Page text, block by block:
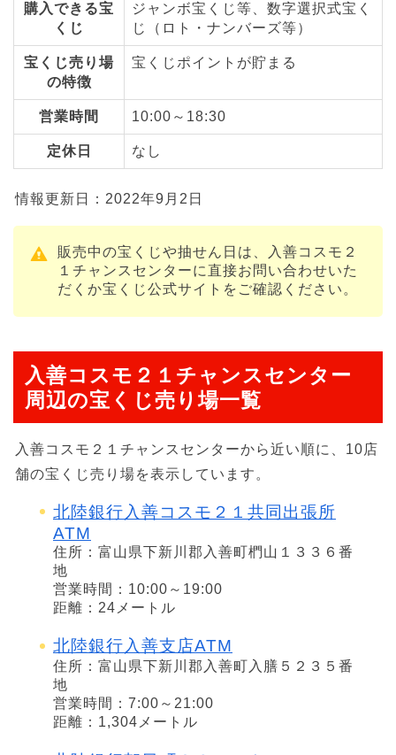
購入できる宝
くじ
ジャンボ宝くじ等、数字選択式宝く
じ（ロト・ナンバーズ等）
宝くじ売り場
の特徴
宝くじポイントが貯まる
営業時間 10:00～18:30
定休日 なし
情報更新日：2022年9月2日
販売中の宝くじや抽せん日は、入善コスモ２
１チャンスセンターに直接お問い合わせいた
だくか宝くじ公式サイトをご確認ください。
入善コスモ２１チャンスセンター
周辺の宝くじ売り場一覧
入善コスモ２１チャンスセンターから近い順に、10店
舗の宝くじ売り場を表示しています。
北陸銀行入善コスモ２１共同出張所
ATM
住所：富山県下新川郡入善町椚山１３３６番
地
営業時間：10:00～19:00
距離：24メートル
北陸銀行入善支店ATM
住所：富山県下新川郡入善町入膳５２３５番
地
営業時間：7:00～21:00
距離：1,304メートル